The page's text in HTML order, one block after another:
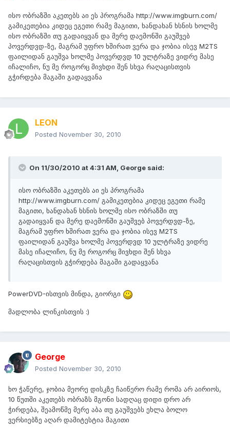
ისო ობრაზში აკეთებს აი ეს პროგრამა http://www.imgburn.com/
გამიკეთებია კიდეც ეგეთი რამე მაგითი, ხანდახან ხსნის ხოლმე
ისო ობრაზში თუ გადაიყვან და მერე დაემონში გაუშვებ
პოვერდვდ-ზე, მაგრამ უფრო ხშირათ ვერა და ჯობია ისევ M2TS
ფაილიდან გაუშვა ხოლმე პოვერდვდ 10 ულტრაზე ვიდრე მასე
იჩალიჩო, ნუ მე როგორც მივხდი შენ სხვა რაღაცისთვის
გჭირდება მაგაში გადაყვანა
LEON
Posted November 30, 2010
On 11/30/2010 at 4:31 AM, George said:
ისო ობრაზში აკეთებს აი ეს პროგრამა
http://www.imgburn.com/ გამიკეთებია კიდეც ეგეთი რამე
მაგითი, ხანდახან ხსნის ხოლმე ისო ობრაზში თუ
გადაიყვან და მერე დაემონში გაუშვებ პოვერდვდ-ზე,
მაგრამ უფრო ხშირათ ვერა და ჯობია ისევ M2TS
ფაილიდან გაუშვა ხოლმე პოვერდვდ 10 ულტრაზე ვიდრე
მასე იჩალიჩო, ნუ მე როგორც მივხდი შენ სხვა
რაღაცისთვის გჭირდება მაგაში გადაყვანა
PowerDVD-ისთვის მინდა, გიორგი
მადლობა ლინკისთვის :)
George
Posted November 30, 2010
ხო ჭაწერე, ჯობია მეორე დისკზე ჩაიწერო რამე რომა არ აირიოს,
10 წუთში აკეთებს ობრაზს მგონი სადღაც დიდი დრო არ
ჭირდება, შეამოწმე მერე აბა თუ გაუშვებს ეხლა ბოლო
ვერსიებზე აღარ დამიტესტია მაგითი